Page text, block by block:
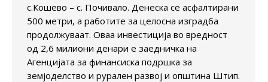
с.Кошево – с. Почивало. Денеска се асфалтирани
500 метри, а работите за целосна изградба
продолжуваат. Оваа инвестиција во вредност
од 2,6 милиони денари е заедничка на
Агенцијата за финансиска подршка за
земјоделство и рурален развој и општина Штип.